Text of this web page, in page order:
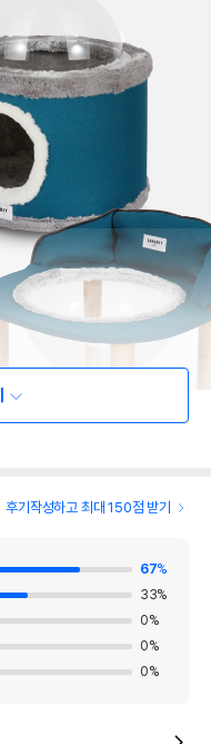
후기작성하고 최대 150점 받기
67%
33%
0%
0%
0%